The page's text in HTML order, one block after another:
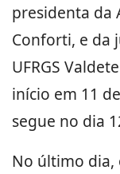
presidenta da
Conforti, e da
UFRGS
início em 11
segue no dia
No último dia,